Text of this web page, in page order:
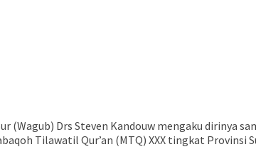
(Wagub) Drs Steven Kandouw mengaku
Tilawatil Qur’an (MTQ) XXX tingkat Provinsi